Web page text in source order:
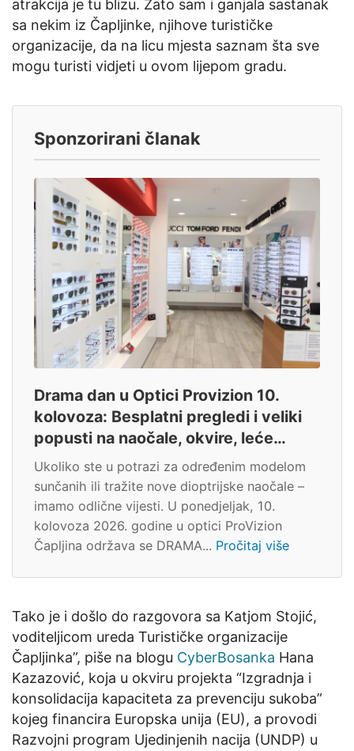
atrakcija je tu blizu. Zato sam i ganjala sastanak
sa nekim iz Čapljinke, njihove turističke
organizacije, da na licu mjesta saznam šta sve
mogu turisti vidjeti u ovom lijepom gradu.
Sponzorirani članak
Drama dan u Optici Provizion 10.
kolovoza: Besplatni pregledi i veliki
popusti na naočale, okvire, leće…
Ukoliko ste u potrazi za određenim modelom
sunčanih ili tražite nove dioptrijske naočale –
imamo odlične vijesti. U ponedjeljak, 10.
kolovoza 2026. godine u optici ProVizion
Čapljina održava se DRAMA... Pročitaj više
Tako je i došlo do razgovora sa Katjom Stojić,
voditeljicom ureda Turističke organizacije
Čapljinka”, piše na blogu CyberBosanka Hana
Kazazović, koja u okviru projekta “Izgradnja i
konsolidacija kapaciteta za prevenciju sukoba”
kojeg financira Europska unija (EU), a provodi
Razvojni program Ujedinjenih nacija (UNDP) u